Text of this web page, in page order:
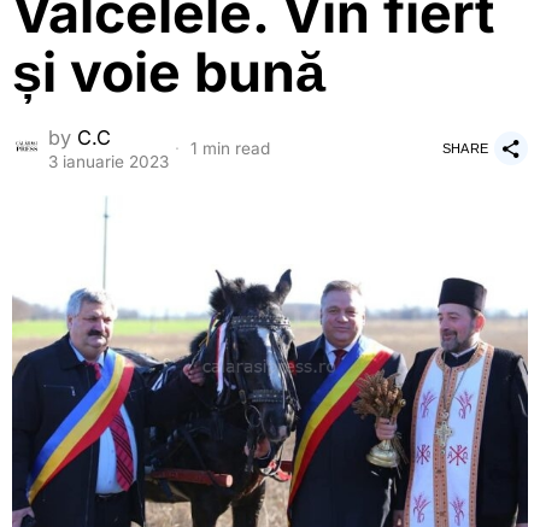
și voie bună
by C.C
3 ianuarie 2023
1 min read SHARE